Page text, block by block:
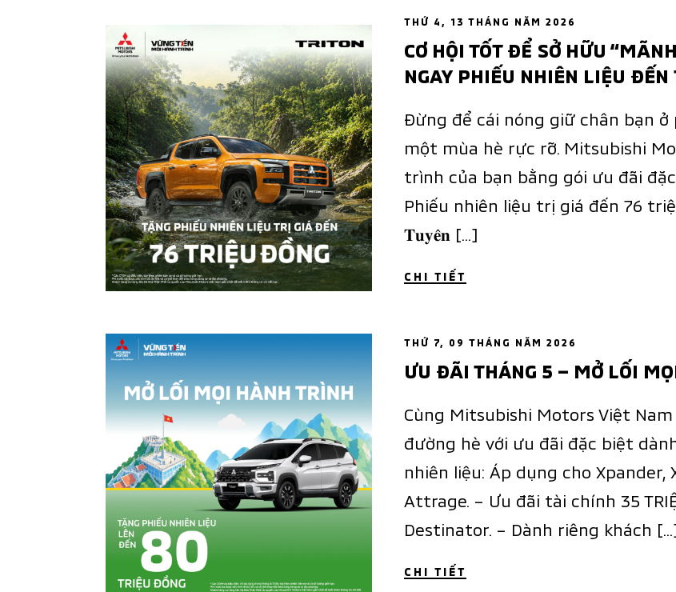
THỨ 4, 13 THÁNG NĂM 2026
CƠ HỘI TỐT ĐỂ SỞ HỮU
NGAY PHIẾU NHIÊN LIỆU ĐẾN
Đừng để cái nóng giữ chân bạn
một mùa hè rực rỡ. Mitsubishi
trình của bạn bằng gói ưu đãi
Phiếu nhiên liệu trị giá đến 76
𝐓𝐮𝐲𝐞̂𝐧 […]
CHI TIẾT
THỨ 7, 09 THÁNG NĂM 2026
ƯU ĐÃI THÁNG 5 – MỞ LỐI
Cùng Mitsubishi Motors Việt
đường hè với ưu đãi đặc biệt
nhiên liệu: Áp dụng cho Xpander,
Attrage. – Ưu đãi tài chính 35
Destinator. – Dành riêng khách
CHI TIẾT